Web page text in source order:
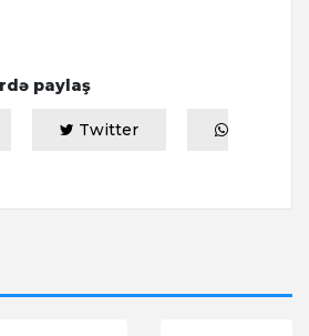
paylaş
Twitter